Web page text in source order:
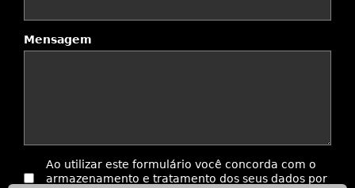
Mensagem
Ao utilizar este formulário você concorda com o
armazenamento e tratamento dos seus dados por